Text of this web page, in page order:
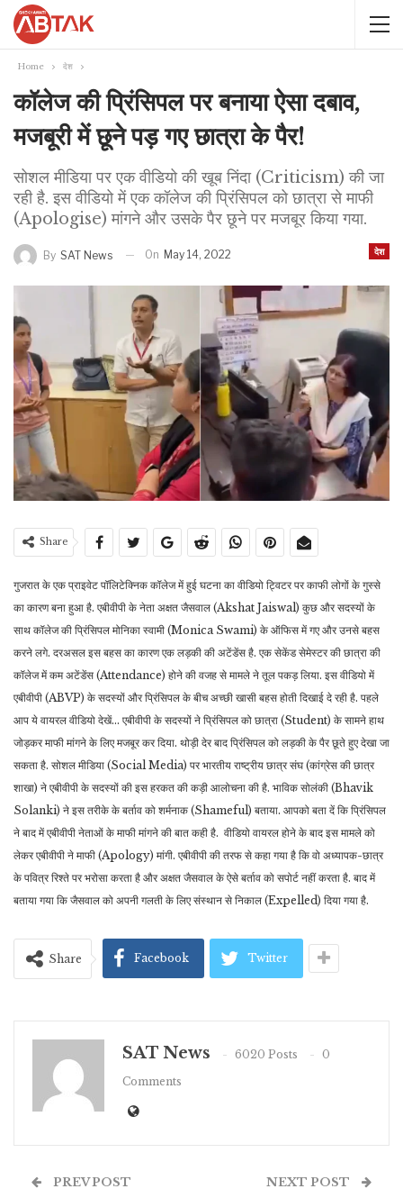
Home देश
कॉलेज की प्रिंसिपल पर बनाया ऐसा दबाव,
मजबूरी में छूने पड़ गए छात्रा के पैर!
सोशल मीडिया पर एक वीडियो की खूब निंदा (Criticism) की जा
रही है. इस वीडियो में एक कॉलेज की प्रिंसिपल को छात्रा से माफी
(Apologise) मांगने और उसके पैर छूने पर मजबूर किया गया.
देश
By SAT News On May 14, 2022
Share
गुजरात के एक प्राइवेट पॉलिटेक्निक कॉलेज में हुई घटना का वीडियो ट्विटर पर काफी लोगों के गुस्से
का कारण बना हुआ है. एबीवीपी के नेता अक्षत जैसवाल (Akshat Jaiswal) कुछ और सदस्यों के
साथ कॉलेज की प्रिंसिपल मोनिका स्वामी (Monica Swami) के ऑफिस में गए और उनसे बहस
करने लगे. दरअसल इस बहस का कारण एक लड़की की अटेंडेंस है. एक सेकेंड सेमेस्टर की छात्रा की
कॉलेज में कम अटेंडेंस (Attendance) होने की वजह से मामले ने तूल पकड़ लिया. इस वीडियो में
एबीवीपी (ABVP) के सदस्यों और प्रिंसिपल के बीच अच्छी खासी बहस होती दिखाई दे रही है. पहले
आप ये वायरल वीडियो देखें… एबीवीपी के सदस्यों ने प्रिंसिपल को छात्रा (Student) के सामने हाथ
जोड़कर माफी मांगने के लिए मजबूर कर दिया. थोड़ी देर बाद प्रिंसिपल को लड़की के पैर छूते हुए देखा जा
सकता है. सोशल मीडिया (Social Media) पर भारतीय राष्ट्रीय छात्र संघ (कांग्रेस की छात्र
शाखा) ने एबीवीपी के सदस्यों की इस हरकत की कड़ी आलोचना की है. भाविक सोलंकी (Bhavik
Solanki) ने इस तरीके के बर्ताव को शर्मनाक (Shameful) बताया. आपको बता दें कि प्रिंसिपल
ने बाद में एबीवीपी नेताओं के माफी मांगने की बात कही है. वीडियो वायरल होने के बाद इस मामले को
लेकर एबीवीपी ने माफी (Apology) मांगी. एबीवीपी की तरफ से कहा गया है कि वो अध्यापक-छात्र
के पवित्र रिश्ते पर भरोसा करता है और अक्षत जैसवाल के ऐसे बर्ताव को सपोर्ट नहीं करता है. बाद में
बताया गया कि जैसवाल को अपनी गलती के लिए संस्थान से निकाल (Expelled) दिया गया है.
Share Facebook Twitter
SAT News 6020 Posts
0
Comments
PREV POST NEXT POST